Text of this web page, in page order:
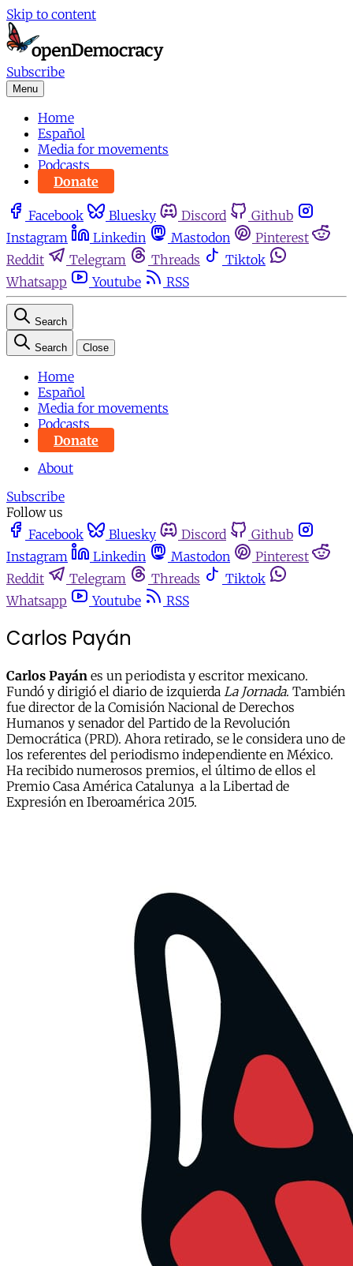
Skip to content
Subscribe
Menu
Home
Español
Media for movements
Podcasts
Donate
Facebook Bluesky Discord
Github
Instagram
Linkedin Mastodon
Pinterest
Reddit
Telegram Threads
Tiktok
Whatsapp
Youtube RSS
Search
Search Close
Home
Español
Media for movements
Podcasts
Donate
About
Subscribe
Follow us
Facebook
Bluesky Discord
Github
Instagram
Linkedin Mastodon
Pinterest
Reddit
Telegram Threads
Tiktok
Whatsapp
Youtube RSS
Carlos Payán
Carlos Payán es un periodista y escritor mexicano.
Fundó y dirigió el diario de izquierda La Jornada. También
fue director de la Comisión Nacional de Derechos
Humanos y senador del Partido de la Revolución
Democrática (PRD). Ahora retirado, se le considera uno de
los referentes del periodismo independiente en México.
Ha recibido numerosos premios, el último de ellos el
Premio Casa América Catalunya a la Libertad de
Expresión en Iberoamérica 2015.